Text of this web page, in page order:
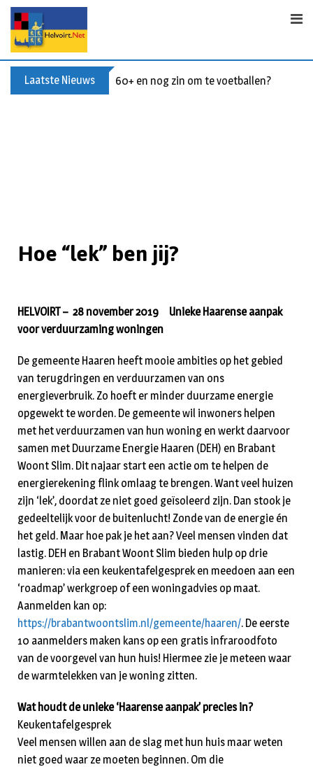
Laatste Nieuws 60+ en nog zin om te voetballen? Kom
Hoe “lek” ben jij?
HELVOIRT – 28 november 2019 Unieke Haarense aanpak
voor verduurzaming woningen
De gemeente Haaren heeft mooie ambities op het gebied
van terugdringen en verduurzamen van ons
energieverbruik. Zo hoeft er minder duurzame energie
opgewekt te worden. De gemeente wil inwoners helpen
met het verduurzamen van hun woning en werkt daarvoor
samen met Duurzame Energie Haaren (DEH) en Brabant
Woont Slim. Dit najaar start een actie om te helpen de
energierekening flink omlaag te brengen. Want veel huizen
zijn ‘lek’, doordat ze niet goed geïsoleerd zijn. Dan stook je
gedeeltelijk voor de buitenlucht! Zonde van de energie én
het geld. Maar hoe pak je het aan? Veel mensen vinden dat
lastig. DEH en Brabant Woont Slim bieden hulp op drie
manieren: via een keukentafelgesprek en meedoen aan een
‘roadmap’ werkgroep of een woningadvies op maat.
Aanmelden kan op:
https://brabantwoontslim.nl/gemeente/haaren/. De eerste
10 aanmelders maken kans op een gratis infraroodfoto
van de voorgevel van hun huis! Hiermee zie je meteen waar
de warmtelekken van je woning zitten.
Wat houdt de unieke ‘Haarense aanpak’ precies in?
Keukentafelgesprek
Veel mensen willen aan de slag met hun huis maar weten
niet goed waar ze moeten beginnen. Om die